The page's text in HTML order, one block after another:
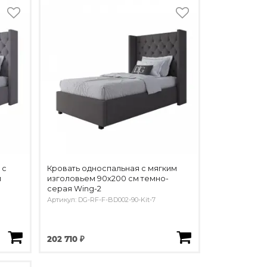
Кровать односпальная с мягким
изголовьем 90х200 см темно-
серая Wing-2
Артикул: DG-RF-F-BD002-90-Kit-7
202 710 ₽